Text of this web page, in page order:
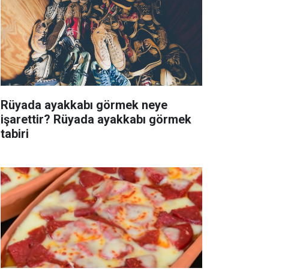
Rüyada ayakkabı görmek neye
işarettir? Rüyada ayakkabı görmek
tabiri